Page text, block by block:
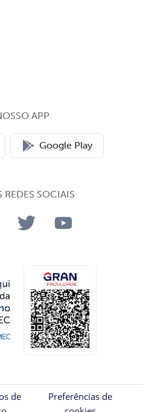
APP
Google Play
REDES SOCIAIS
de
Preferências de